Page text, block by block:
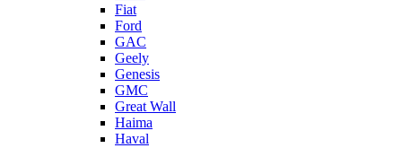
Fiat
Ford
GAC
Geely
Genesis
GMC
Great Wall
Haima
Haval